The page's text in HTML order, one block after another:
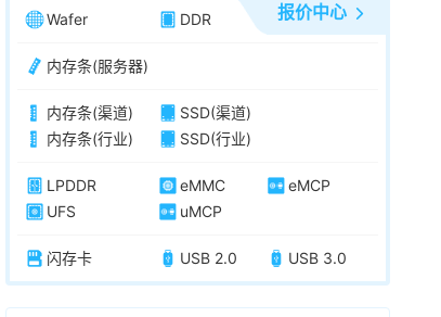
报价中心
Wafer DDR
内存条(服务器)
内存条(渠道)
SSD(渠道)
内存条(行业)
SSD(行业)
LPDDR eMMC
eMCP
UFS
uMCP
闪存卡 USB 2.0 USB 3.0